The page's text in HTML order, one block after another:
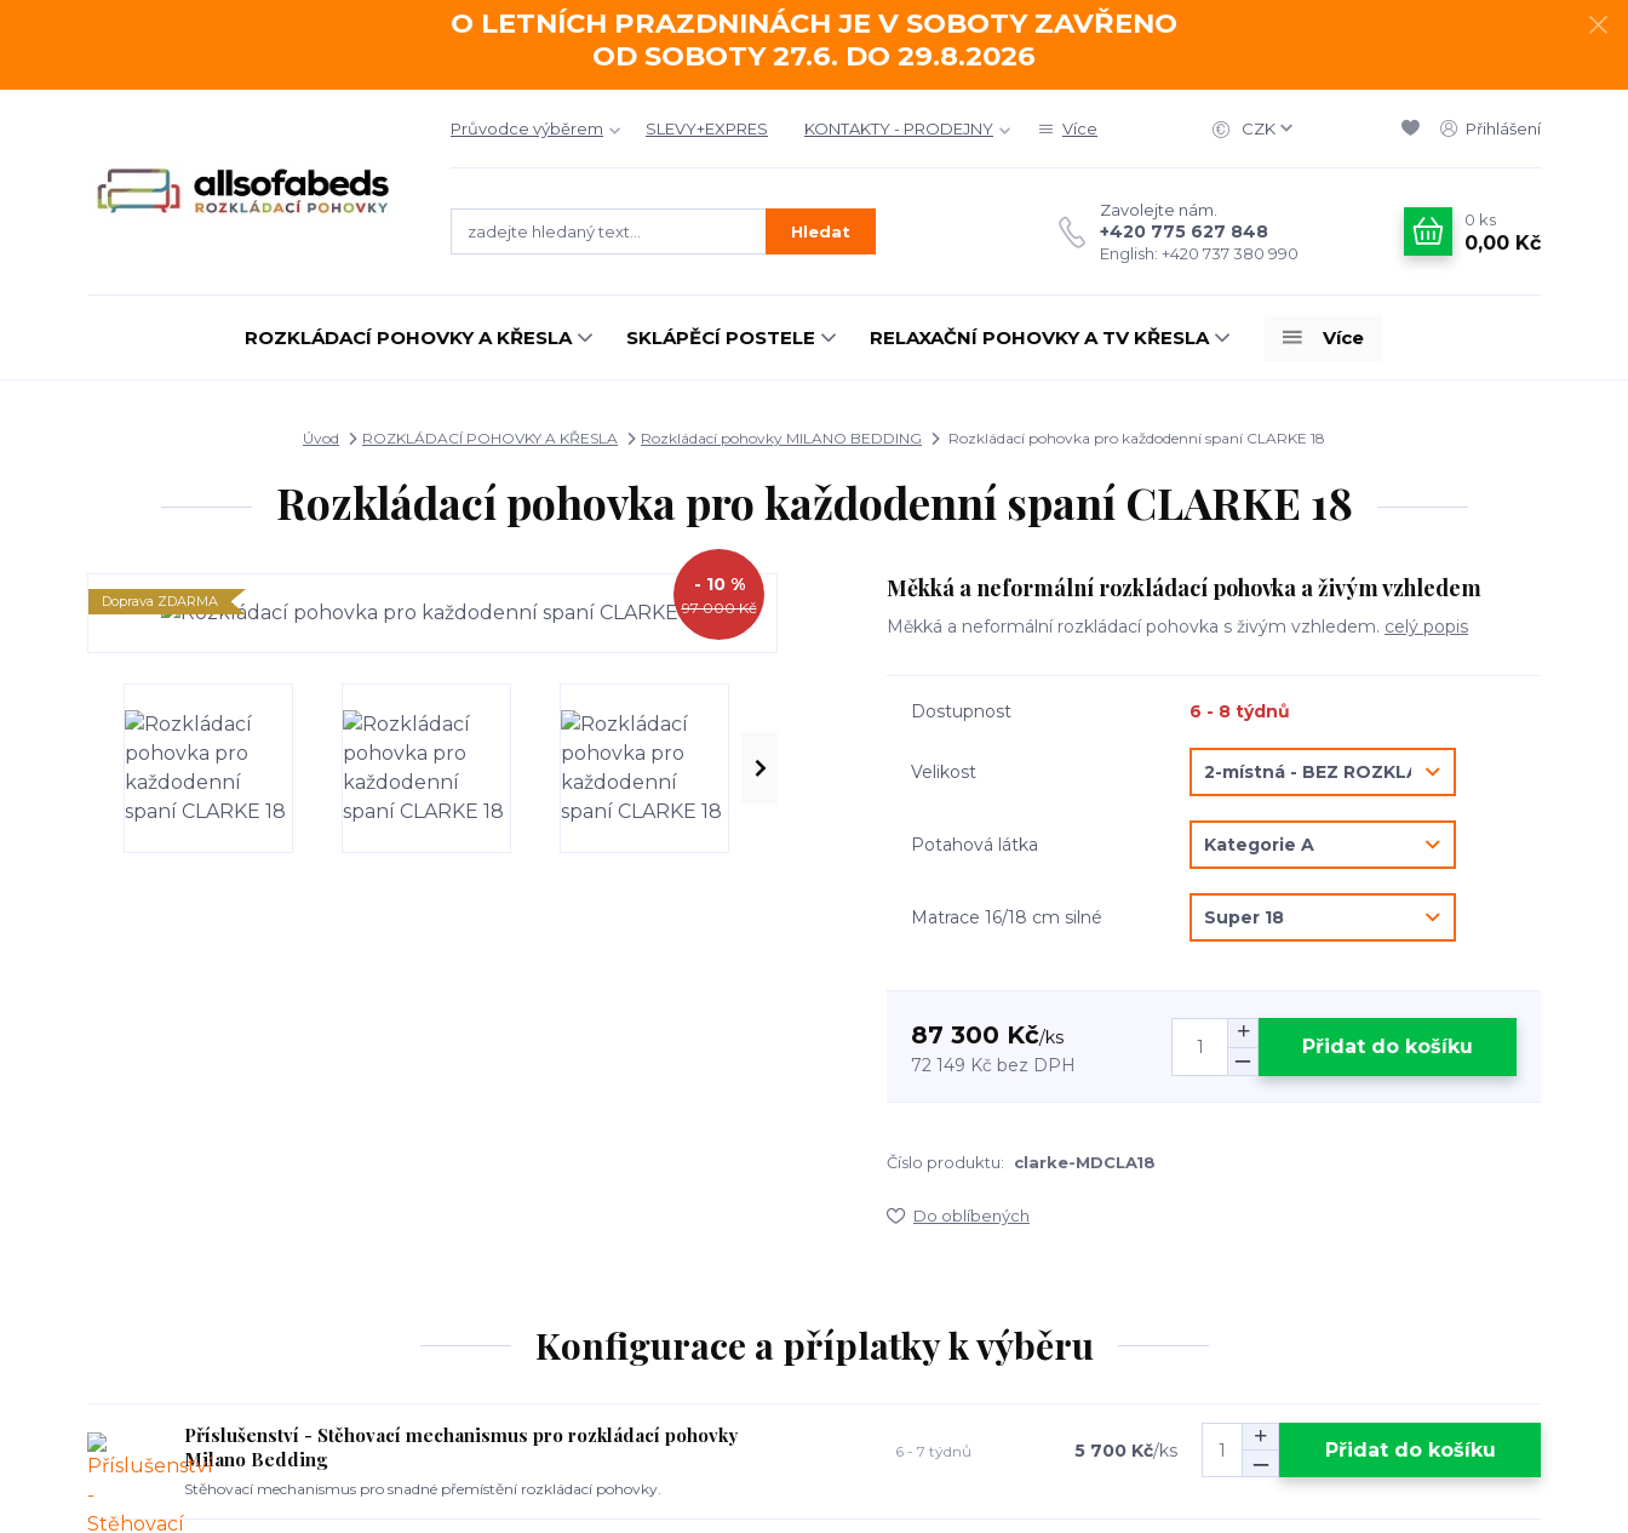
O LETNÍCH PRAZDNINÁCH JE V SOBOTY ZAVŘENO
OD SOBOTY 27.6. DO 29.8.2026
Průvodce výběrem SLEVY+EXPRES KONTAKTY - PRODEJNY Více CZK Přihlášení
Hledat
Zavolejte nám.
+420 775 627 848
English: +420 737 380 990
0 ks
0,00 Kč
ROZKLÁDACÍ POHOVKY A KŘESLA SKLÁPĚCÍ POSTELE RELAXAČNÍ POHOVKY A TV KŘESLA Více
Úvod ROZKLÁDACÍ POHOVKY A KŘESLA Rozkládací pohovky MILANO BEDDING Rozkládací pohovka pro každodenní spaní CLARKE 18
Rozkládací pohovka pro každodenní spaní CLARKE 18
Doprava ZDARMA 97 000 Kč
- 10 % Měkká a neformální rozkládací pohovka a živým vzhledem
Měkká a neformální rozkládací pohovka s živým vzhledem. celý popis
Dostupnost 6 - 8 týdnů
Velikost
Potahová látka
Matrace 16/18 cm silné
87 300 Kč/ks
72 149 Kč bez DPH
Přidat do košíku
Číslo produktu: clarke-MDCLA18
Do oblíbených
Konfigurace a příplatky k výběru
Příslušenství - Stěhovací mechanismus pro rozkládací pohovky
Milano Bedding
Stěhovací mechanismus pro snadné přemístění rozkládací pohovky.
5 700 Kč/ks
6 - 7 týdnů Přidat do košíku